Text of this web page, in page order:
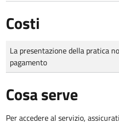
Costi
Tipo di pagamento
Importo
La presentazione della pratica
pagamento
Cosa serve
Per accedere al servizio,